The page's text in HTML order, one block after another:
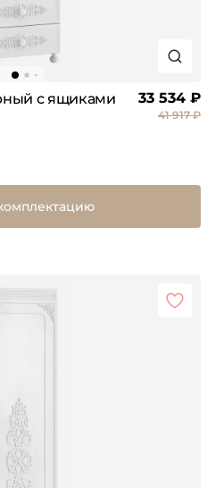
с ящиками 33 534 ₽
41 917 ₽